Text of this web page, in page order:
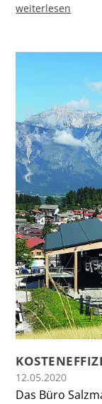
weiterlesen
12.05.2020
Das Büro